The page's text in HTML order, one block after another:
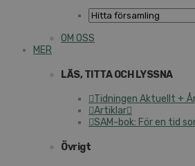
OM OSS
MER
LÄS, TITTA OCH LYSSNA
Tidningen Aktuellt +
Artiklar
SAM-bok: För en tid
Övrigt